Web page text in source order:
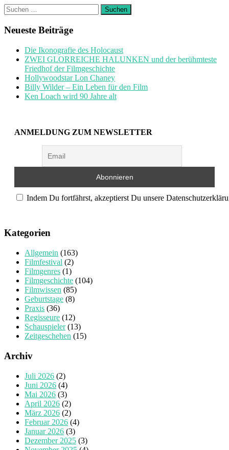
Suchen
nach:
Neueste Beiträge
Die Ikonografie des Holocaust
ZWEI GLORREICHE HALUNKEN und der berühmteste
Friedhof der Filmgeschichte
Hollywoodstar Lon Chaney
Billy Wilder – Ein Leben für den Film
Ken Loach wird 90 Jahre alt
ANMELDUNG ZUM NEWSLETTER
Indem Du fortfährst, akzeptierst Du unsere
Kategorien
Allgemein (163)
Filmfestival (2)
Filmgenres (1)
Filmgeschichte (104)
Filmwissen (85)
Geburtstage (8)
Praxis (36)
Regisseure (12)
Schauspieler(13)
Zeitgeschehen (15)
Archiv
Juli 2026 (2)
Juni 2026 (4)
Mai 2026 (3)
April 2026 (2)
März 2026 (2)
Februar 2026 (4)
Januar 2026 (3)
Dezember 2025 (3)